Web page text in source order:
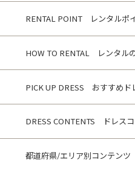
RENTAL POINT レンタルポ
HOW TO RENTAL レンタル
PICK UP DRESS おすすめド
DRESS CONTENTS ドレス
都道府県/エリア別コンテンツ